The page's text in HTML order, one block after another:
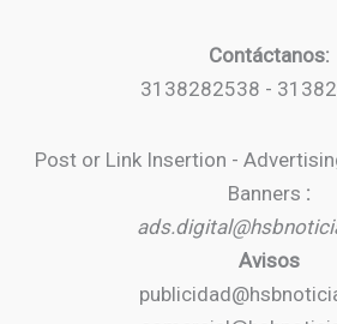
Contáctanos:
3138282538 -
Post or Link Insertion -
Banners :
Avisos